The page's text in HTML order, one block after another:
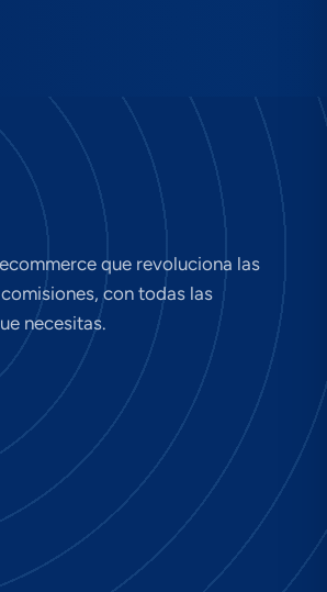
que revoluciona las
con todas las
necesitas.